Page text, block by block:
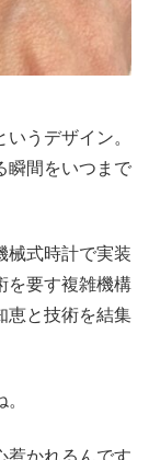
うデザイン。
瞬間をいつまで
械式時計で実装
を要す複雑機構
恵と技術を結集
惹かれるんです